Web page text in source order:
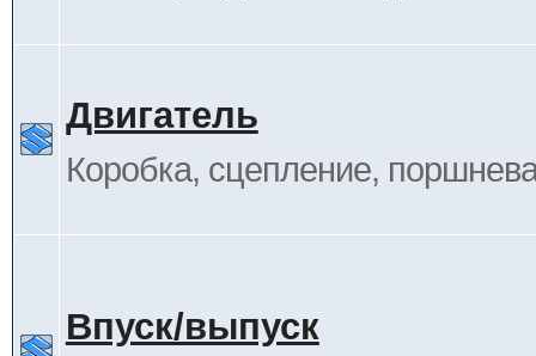
Двигатель
Коробка, сцепление,
Впуск/выпуск